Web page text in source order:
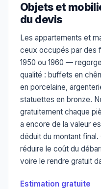
Objets et
du devis
Les appartements et
ceux occupés par des
1950 ou 1960 —
qualité : buffets en
en porcelaine,
statuettes en bronze.
gratuitement chaque
a encore de la valeur
déduit du montant
réduire le coût du
voire le rendre gratuit
Estimation gratuite